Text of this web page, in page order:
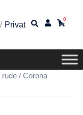
/ Privat
0
/ Corona